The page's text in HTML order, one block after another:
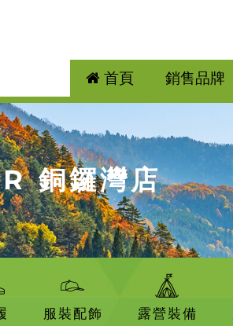
首頁 銷售品牌
銅鑼灣店
服裝配飾 露營裝備